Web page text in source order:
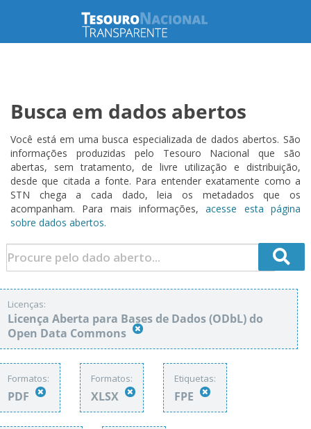
Busca em dados abertos
Você está em uma busca especializada de dados abertos. São
informações produzidas pelo Tesouro Nacional que são
abertas, sem tratamento, de livre utilização e distribuição,
desde que citada a fonte. Para entender exatamente como a
STN chega a cada dado, leia os metadados que os
acompanham. Para mais informações,acesse esta página
sobre dados abertos.
Licenças:
Licença Aberta para Bases de Dados (ODbL) do
Open Data Commons
Formatos:
PDF
Formatos:
XLSX
Etiquetas:
FPE